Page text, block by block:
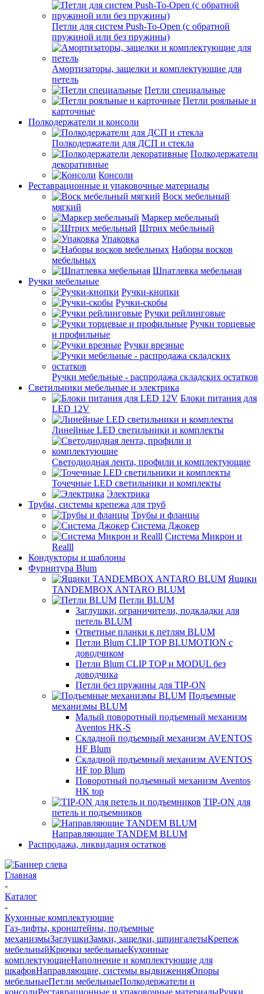
Петли для систем Push-To-Open (с обратной
пружиной или без пружины)
Амортизаторы, защелки и комплектующие для
петель
Петли специальные
Петли рояльные и
карточные
Полкодержатели и консоли
Полкодержатели для ДСП и стекла
Полкодержатели
декоративные
Консоли
Реставрационные и упаковочные материалы
Воск мебельный
мягкий
Маркер мебельный
Штрих мебельный
Упаковка
Наборы восков
мебельных
Шпатлевка мебельная
Ручки мебельные
Ручки-кнопки
Ручки-скобы
Ручки рейлинговые
Ручки торцевые
и профильные
Ручки врезные
Ручки мебельные - распродажа складских остатков
Светильники мебельные и электрика
Блоки питания для
LED 12V
Линейные LED светильники и комплекты
Светодиодная лента, профили и комплектующие
Точечные LED светильники и комплекты
Электрика
Трубы, системы крепежа для труб
Трубы и фланцы
Система Джокер
Система Микрон и
Realll
Кондукторы и шаблоны
Фурнитура Blum
Ящики
TANDEMBOX ANTARO BLUM
Петли BLUM
Заглушки, ограничители, подкладки для
петель BLUM
Ответные планки к петлям BLUM
Петли Blum CLIP TOP BLUMOTION с
доводчиком
Петли Blum CLIP TOP и MODUL без
доводчика
Петли без пружины для TIP-ON
Подъемные
механизмы BLUM
Малый поворотный подъемный механизм
Aventos HK-S
Складной подъемный механизм AVENTOS
HF Blum
Складной подъемный механизм AVENTOS
HF top Blum
Поворотный подъемный механизм Aventos
HK top
TIP-ON для
петель и подъемников
Направляющие TANDEM BLUM
Распродажа, ликвидация остатков
Главная
-
Каталог
-
Кухонные комплектующие
Газ-лифты, кронштейны, подъемные
механизмыЗаглушкиЗамки, защелки, шпингалетыКрепеж
мебельныйКрючки мебельныеКухонные
комплектующиеНаполнение и комплектующие для
шкафовНаправляющие, системы выдвиженияОпоры
мебельныеПетли мебельныеПолкодержатели и
консолиРеставрационные и упаковочные материалыРучки